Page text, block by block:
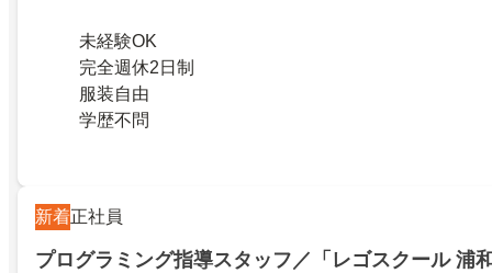
未経験OK
完全週休2日制
服装自由
学歴不問
新着正社員
プログラミング指導スタッフ／「レゴスクール 浦